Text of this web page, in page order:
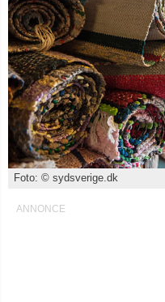
Foto: © sydsverige.dk